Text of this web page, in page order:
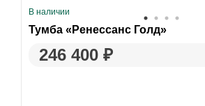
В наличии
Тумба «Ренессанс Голд»
246 400 ₽